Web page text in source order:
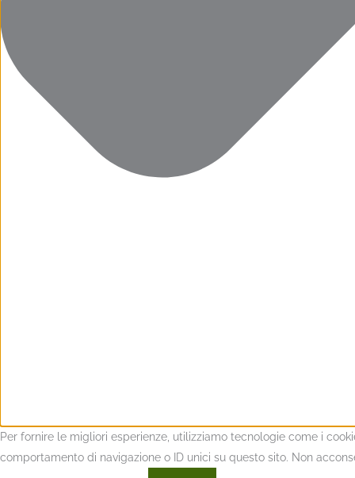
Per fornire le migliori esperienze, utilizziamo tecnologie come i
comportamento di navigazione o ID unici su questo sito. Non